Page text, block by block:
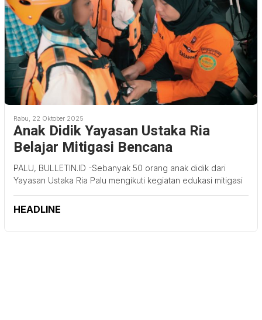
Rabu, 22 Oktober 2025
Anak Didik Yayasan Ustaka Ria
Belajar Mitigasi Bencana
PALU, BULLETIN.ID -Sebanyak 50 orang anak didik dari
Yayasan Ustaka Ria Palu mengikuti kegiatan edukasi mitigasi
HEADLINE